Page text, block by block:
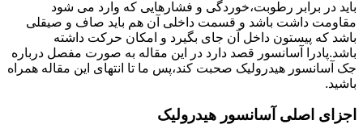
باید در برابر رطوبت،خوردگی و فشارهایی که وارد می شود
مقاومت داشت باشد و قسمت داخلی آن هم باید صاف و صیقلی
باشد که پیستون داخل آن جای بگیرد و امکان حرکت داشته
باشد.پادرا آسانسور قصد دارد در این مقاله به صورت مفصل درباره
جک آسانسور هیدرولیک صحبت کند،پس ما تا انتهای این مقاله همراه
باشید.
اجزای اصلی آسانسور هیدرولیک